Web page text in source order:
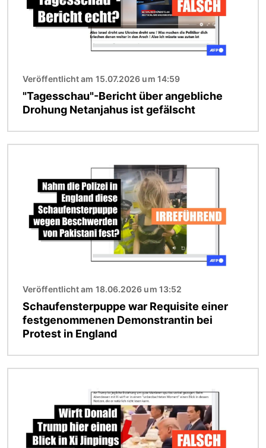
Veröffentlicht am 15.07.2026 um 14:59
"Tagesschau"-Bericht über angebliche
Drohung Netanjahus ist gefälscht
Veröffentlicht am 18.06.2026 um 13:52
Schaufensterpuppe war Requisite einer
festgenommenen Demonstrantin bei
Protest in England